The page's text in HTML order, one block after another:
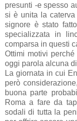
presunti -e spesso
si è unita la
signore è stato
specializzata in
comparsa in questi
Ottimi motivi
oggi parola alcuna
La giornata in cui
però
buona parte
Roma a fare da
sodali di tutta la